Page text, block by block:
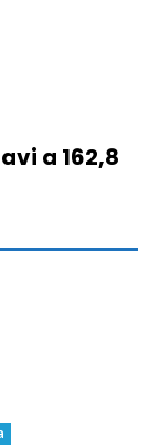
a 162,8